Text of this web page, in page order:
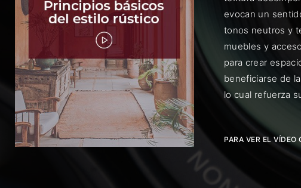
evocan un
tonos neutros y
muebles y
para crear
beneficiarse de
lo cual refuerza
PARA VER EL
Recuérdame